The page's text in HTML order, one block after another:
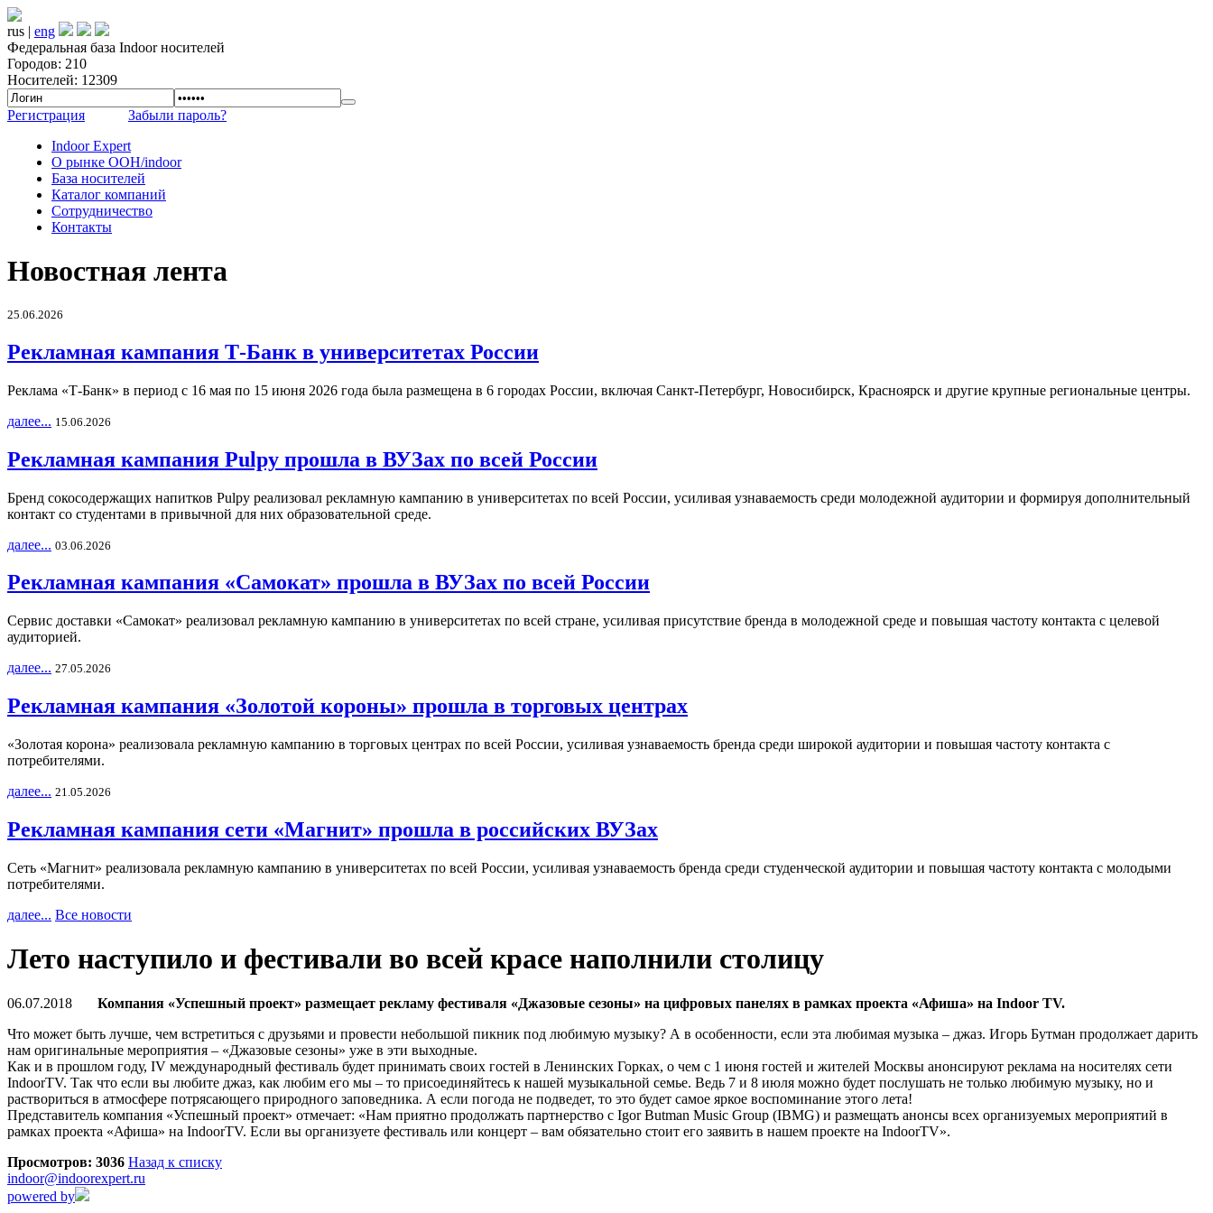
rus | eng
Федеральная база Indoor носителей
Городов: 210
Носителей: 12309
Регистрация
Забыли пароль?
Indoor Expert
О рынке OOH/indoor
База носителей
Каталог компаний
Сотрудничество
Контакты
Новостная лента
25.06.2026
Рекламная кампания Т-Банк в университетах России
Реклама «Т-Банк» в период с 16 мая по 15 июня 2026 года была размещена в 6 городах России, включая Санкт-Петербург, Новосибирск, Красноярск и другие крупные региональные центры.
далее... 15.06.2026
Рекламная кампания Pulpy прошла в ВУЗах по всей России
Бренд сокосодержащих напитков Pulpy реализовал рекламную кампанию в университетах по всей России, усиливая узнаваемость среди молодежной аудитории и формируя дополнительный
контакт со студентами в привычной для них образовательной среде.
далее... 03.06.2026
Рекламная кампания «Самокат» прошла в ВУЗах по всей России
Сервис доставки «Самокат» реализовал рекламную кампанию в университетах по всей стране, усиливая присутствие бренда в молодежной среде и повышая частоту контакта с целевой
аудиторией.
далее... 27.05.2026
Рекламная кампания «Золотой короны» прошла в торговых центрах
«Золотая корона» реализовала рекламную кампанию в торговых центрах по всей России, усиливая узнаваемость бренда среди широкой аудитории и повышая частоту контакта с
потребителями.
далее... 21.05.2026
Рекламная кампания сети «Магнит» прошла в российских ВУЗах
Сеть «Магнит» реализовала рекламную кампанию в университетах по всей России, усиливая узнаваемость бренда среди студенческой аудитории и повышая частоту контакта с молодыми
потребителями.
далее... Все новости
Лето наступило и фестивали во всей красе наполнили столицу
06.07.2018
Компания «Успешный проект» размещает рекламу фестиваля «Джазовые сезоны» на цифровых панелях в рамках проекта «Афиша» на Indoor TV.
Что может быть лучше, чем встретиться с друзьями и провести небольшой пикник под любимую музыку? А в особенности, если эта любимая музыка – джаз. Игорь Бутман продолжает дарить
нам оригинальные мероприятия – «Джазовые сезоны» уже в эти выходные.
Как и в прошлом году, IV международный фестиваль будет принимать своих гостей в Ленинских Горках, о чем с 1 июня гостей и жителей Москвы анонсируют реклама на носителях сети
IndoorTV. Так что если вы любите джаз, как любим его мы – то присоединяйтесь к нашей музыкальной семье. Ведь 7 и 8 июля можно будет послушать не только любимую музыку, но и
раствориться в атмосфере потрясающего природного заповедника. А если погода не подведет, то это будет самое яркое воспоминание этого лета!
Представитель компания «Успешный проект» отмечает: «Нам приятно продолжать партнерство с Igor Butman Music Group (IBMG) и размещать анонсы всех организуемых мероприятий в
рамках проекта «Афиша» на IndoorTV. Если вы организуете фестиваль или концерт – вам обязательно стоит его заявить в нашем проекте на IndoorTV».
Просмотров: 3036 Назад к списку
indoor@indoorexpert.ru
powered by